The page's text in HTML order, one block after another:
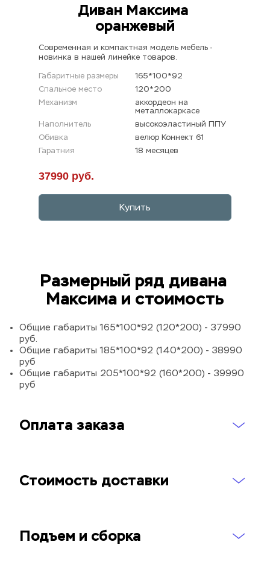
Диван Максима
оранжевый
Современная и компактная модель мебель -
новинка в нашей линейке товаров.
Габаритные размеры
165*100*92
Спальное место
120*200
Механизм
аккордеон на
металлокаркасе
Наполнитель
высокоэластиный ППУ
Обивка
велюр Коннект 61
Гаратния
18 месяцев
37990 руб.
Купить
Размерный ряд дивана
Максима и стоимость
Общие габариты 165*100*92 (120*200) - 37990
руб.
Общие габариты 185*100*92 (140*200) - 38990
руб
Общие габариты 205*100*92 (160*200) - 39990
руб
Оплата заказа
Стоимость доставки
Подъем и сборка